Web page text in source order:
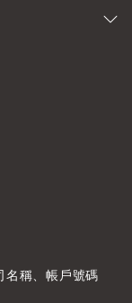
名稱、帳戶號碼